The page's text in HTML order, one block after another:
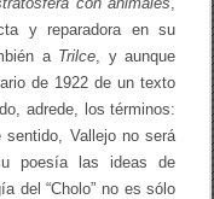
y reparadora en su
a Trilce , y aunque
de 1922 de un texto
adrede, los términos:
sentido, Vallejo no será
poesía las ideas de
del “Cholo” no es sólo